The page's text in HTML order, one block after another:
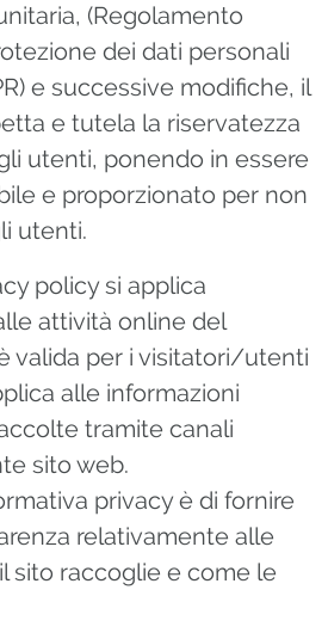
(Regolamento
dei dati personali
e successive modifiche, il
e tutela la riservatezza
utenti, ponendo in essere
e proporzionato per non
utenti.
policy si applica
attività online del
valida per i visitatori/utenti
alle informazioni
tramite canali
sito web.
privacy è di fornire
relativamente alle
sito raccoglie e come le